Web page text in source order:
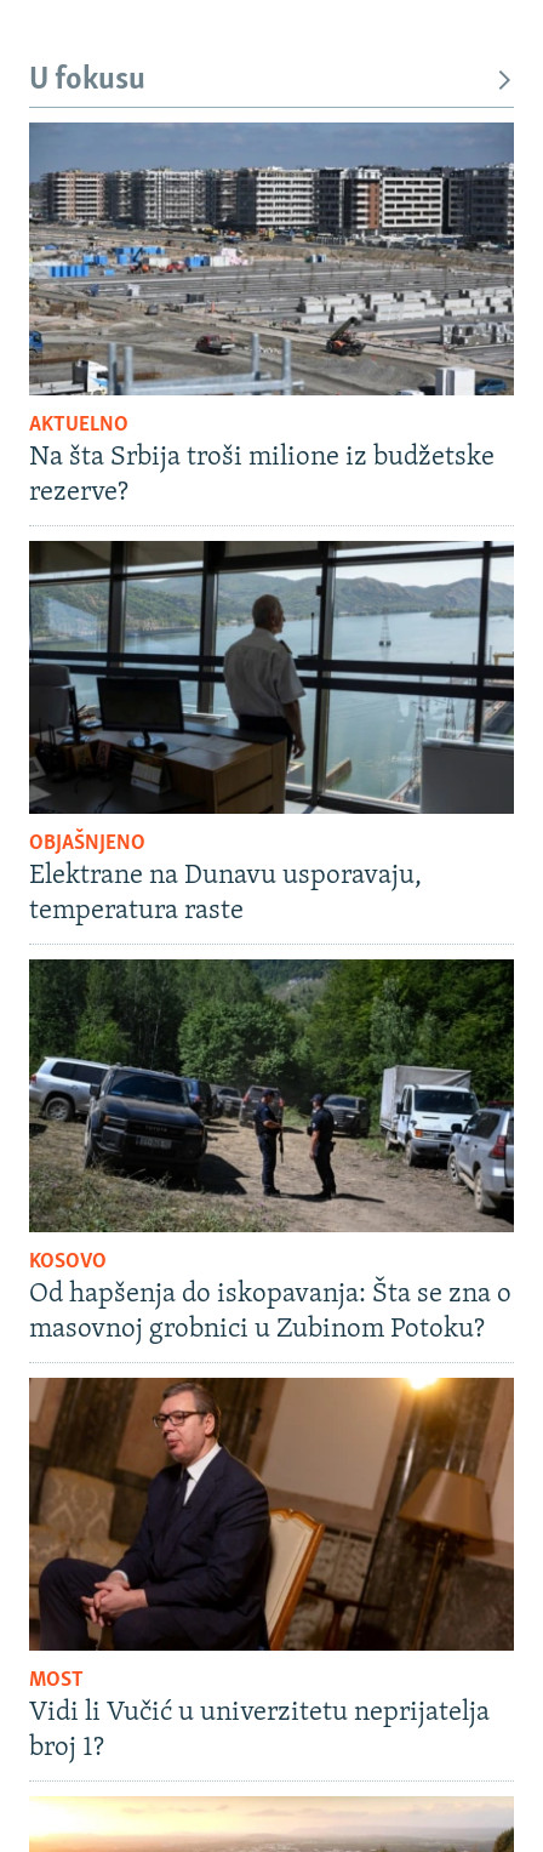
U fokusu
AKTUELNO
Na šta Srbija troši milione iz budžetske
rezerve?
OBJAŠNJENO
Elektrane na Dunavu usporavaju,
temperatura raste
KOSOVO
Od hapšenja do iskopavanja: Šta se zna o
masovnoj grobnici u Zubinom Potoku?
MOST
Vidi li Vučić u univerzitetu neprijatelja
broj 1?